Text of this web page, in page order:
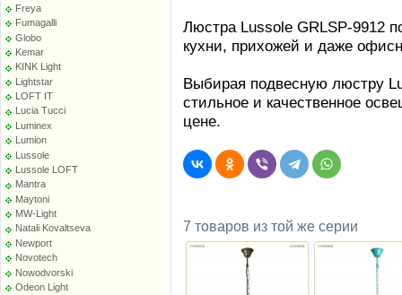
Freya
Fumagalli
Globo
Kemar
KINK Light
Lightstar
LOFT IT
Lucia Tucci
Luminex
Lumion
Lussole
Lussole LOFT
Mantra
Maytoni
MW-Light
Natali Kovaltseva
Newport
Novotech
Nowodvorski
Odeon Light
Люстра Lussole GRLSP-9912
кухни, прихожей и даже
Выбирая подвесную люстру
стильное и качественное
цене.
7 товаров из той же серии